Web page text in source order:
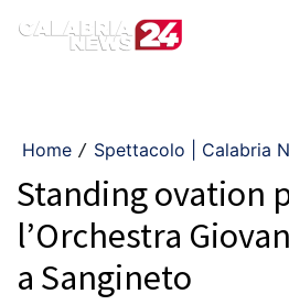
Home / Spettacolo | Calabria
Standing ovation
l’Orchestra
a Sangineto